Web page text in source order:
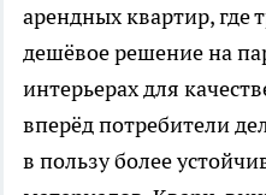
арендных квартир, где
дешёвое решение на
интерьерах для
вперёд потребители
в пользу более